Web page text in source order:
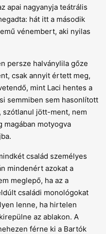
apai nagyanyja teátrális
hát itt a második
vénembert, aki nyilas
persze halványlila gőze
csak annyit értett meg,
mint Laci hentes a
semmiben sem hasonlított
szótlanul jött-ment, nem
magában motyogva
család személyes
mindenért azokat a
meglepő, ha az a
családi monológokat
lenne, ha hirtelen
az ablakon. A
férne ki a Bartók